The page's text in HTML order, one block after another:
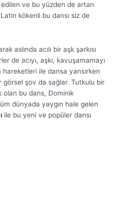
ve bu yüzden de artan
kökenli bu dansı siz de
aslında acılı bir aşk şarkısı
de acıyı, aşkı, kavuşamamayı
ile dansa yansırken
görsel şov da sağlar. Tutkulu bir
olan bu dans, Dominik
dünyada yaygın hale gelen
ile bu yeni ve popüler dansı